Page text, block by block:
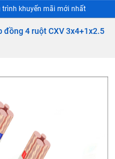
trình khuyến mãi mới nhất
đồng 4 ruột CXV 3x4+1x2.5